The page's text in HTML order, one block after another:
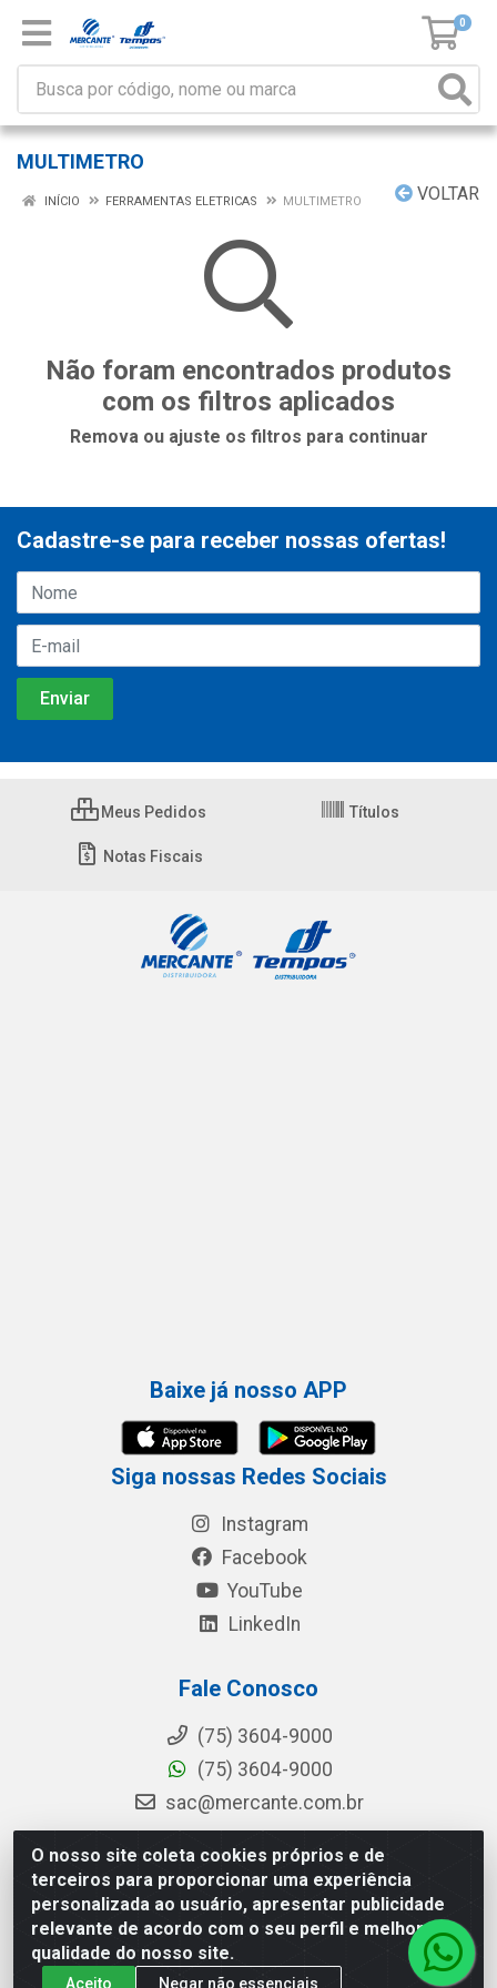
0
MULTIMETRO
VOLTAR
INÍCIO FERRAMENTAS ELETRICAS MULTIMETRO
Não foram encontrados produtos
com os filtros aplicados
Remova ou ajuste os filtros para continuar
O nosso site coleta cookies próprios e de
terceiros para proporcionar uma experiência
personalizada ao usuário, apresentar publicidade
relevante de acordo com o seu perfil e melhorar a
qualidade do nosso site.
Aceito Negar não essenciais
Cadastre-se para receber nossas ofertas!
Meus Pedidos Títulos
Notas Fiscais
Baixe já nosso APP
Siga nossas Redes Sociais
Instagram
Facebook
YouTube
LinkedIn
Fale Conosco
(75) 3604-9000
(75) 3604-9000
sac@mercante.com.br
Mercante Distribuidora - Rua Mercante, 699 - Aviário, Feira de
Santana/BA - CEP 44.096-218 - CNPJ 96.755.848/0001-08